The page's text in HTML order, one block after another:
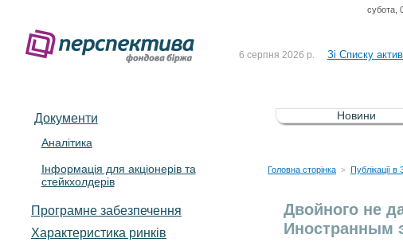
субота,
До Списку
6 серпня 2026 р. Зі Списку
5 серпня 2026 р. Зі списку
4 серпня 2026 р. До Списку
Документи
Аналітика
Інформація для акціонерів та
стейкхолдерів
Програмне забезпечення
Характеристика pинків
Новини
Головна сторінка > Публікації в
Двойного не
Иностранным